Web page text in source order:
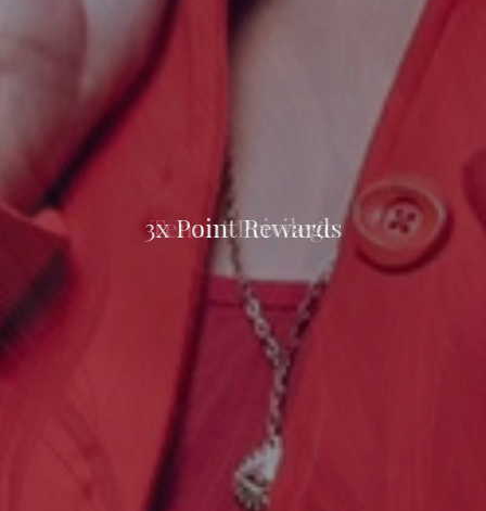
Tenant Privilege